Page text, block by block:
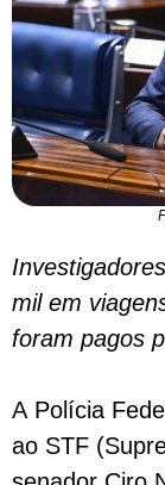
mil em
foram pagos
A Polícia
ao STF